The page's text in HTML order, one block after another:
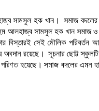
সামসুল হক খান। সমাজ বদলের
আলহাজ্ব সামসুল হক খান সমাজ
বিস্তারই সেই মৌলিক
রয়েছে। সূচনার ছোট্ট
হয়েছে। সমাজ বদলের এমন